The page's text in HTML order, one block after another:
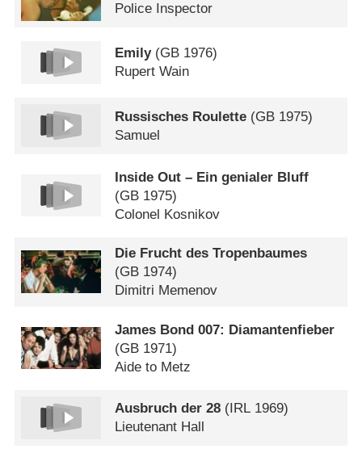
Police Inspector
Emily(GB 1976)
Rupert Wain
Russisches Roulette (GB 1975)
Samuel
Inside Out – Ein genialer Bluff
(GB 1975)
Colonel Kosnikov
Die Frucht des Tropenbaumes
(GB 1974)
Dimitri Memenov
James Bond 007: Diamantenfieber
(GB 1971)
Aide to Metz
Ausbruch der 28 ( IRL 1969)
Lieutenant Hall